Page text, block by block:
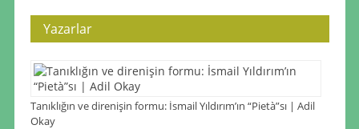
Yazarlar
Tanıklığın ve direnişin formu: İsmail Yıldırım’ın “Pietà”sı | Adil
Okay